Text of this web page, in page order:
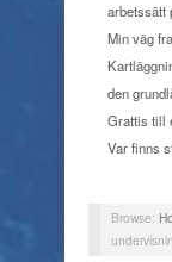
arbetssätt
Min väg
den
Grattis till
Var finns
Browse: